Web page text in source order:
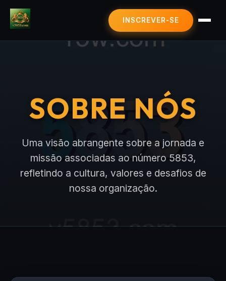
SOBRE NÓS
NOTÍCIAS DE FLASH
INSCREVER-SE
SOBRE NÓS
Uma visão abrangente sobre a jornada e
missão associadas ao número 5853,
refletindo a cultura, valores e desafios de
nossa organização.